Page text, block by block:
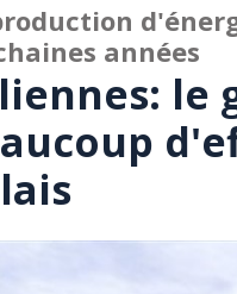
années